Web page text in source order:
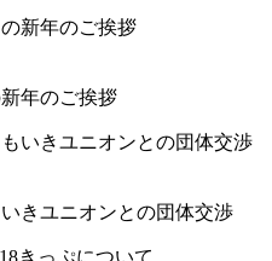
年のご挨拶
きユニオンとの団体交渉